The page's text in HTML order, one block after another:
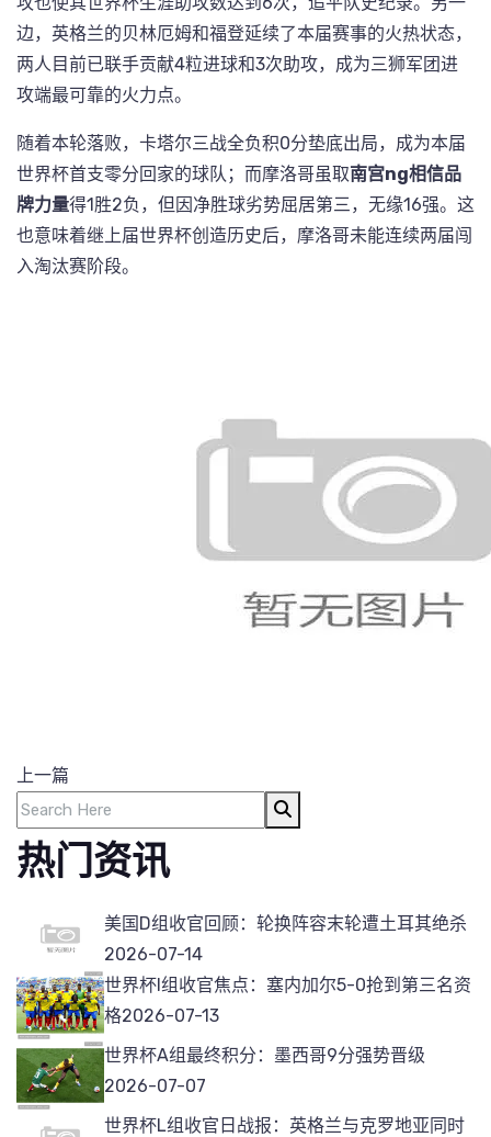
边，英格兰的贝林厄姆和福登延续了本届赛事的火热状态，
两人目前已联手贡献4粒进球和3次助攻，成为三狮军团进
攻端最可靠的火力点。
随着本轮落败，卡塔尔三战全负积0分垫底出局，成为本届
世界杯首支零分回家的球队；而摩洛哥虽取南宫ng相信品
牌力量得1胜2负，但因净胜球劣势屈居第三，无缘16强。这
也意味着继上届世界杯创造历史后，摩洛哥未能连续两届闯
入淘汰赛阶段。
上一篇
热门资讯
美国D组收官回顾：轮换阵容末轮遭土耳其绝杀
2026-07-14
世界杯I组收官焦点：塞内加尔5-0抢到第三名资
格2026-07-13
世界杯A组最终积分：墨西哥9分强势晋级
2026-07-07
世界杯L组收官日战报：英格兰与克罗地亚同时